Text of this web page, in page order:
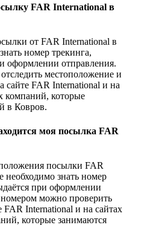
FAR International в
от FAR International в
номер трекинга,
оформлении отправления.
местоположение и
сайте FAR International и на
компаний, которые
в Ковров.
моя посылка FAR
посылки FAR
необходимо знать номер
при оформлении
можно проверить
FAR International и на сайтах
которые занимаются